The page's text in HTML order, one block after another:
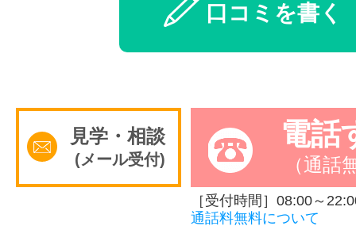
口コミを書く
見学・相談
(メール受付)
電話
（通話
［受付時間］08:00～
通話料無料について